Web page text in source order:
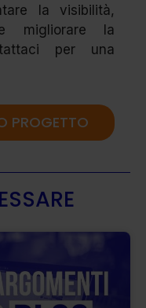
la visibilità,
migliorare la
per una
PROGETTO